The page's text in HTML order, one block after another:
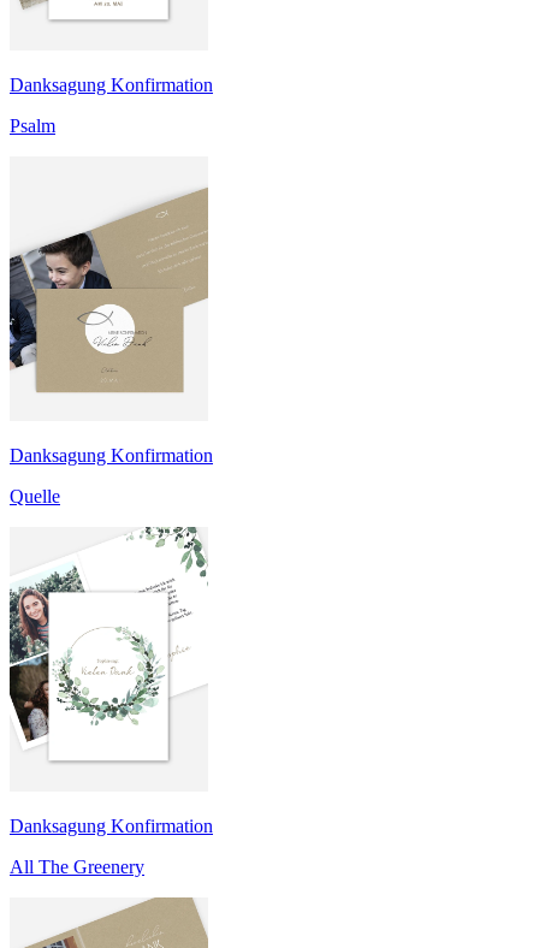
Danksagung Konfirmation
Psalm
Danksagung Konfirmation
Quelle
Danksagung Konfirmation
All The Greenery